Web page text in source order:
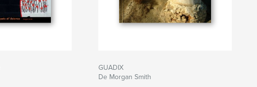
GUADIX
De Morgan Smith